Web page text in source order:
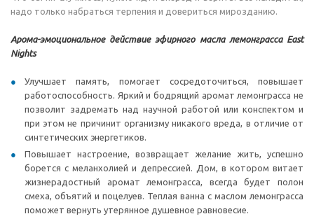
надо только набраться терпения и довериться мирозданию.
Арома-эмоциональное действие эфирного масла лемонграсса East
Nights
Улучшает память, помогает сосредоточиться, повышает
работоспособность. Яркий и бодрящий аромат лемонграсса не
позволит задремать над научной работой или конспектом и
при этом не причинит организму никакого вреда, в отличие от
синтетических энергетиков.
Повышает настроение, возвращает желание жить, успешно
борется с меланхолией и депрессией. Дом, в котором витает
жизнерадостный аромат лемонграсса, всегда будет полон
смеха, объятий и поцелуев. Теплая ванна с маслом лемонграсса
поможет вернуть утерянное душевное равновесие.